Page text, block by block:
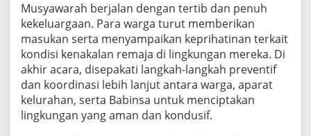
h
a
s
K
n
a
k
a
Musyawarah berjalan dengan tertib dan penuh
kekeluargaan. Para warga turut memberikan
masukan serta menyampaikan keprihatinan terkait
kondisi kenakalan remaja di lingkungan mereka. Di
akhir acara, disepakati langkah-langkah preventif
dan koordinasi lebih lanjut antara warga, aparat
kelurahan, serta Babinsa untuk menciptakan
lingkungan yang aman dan kondusif.